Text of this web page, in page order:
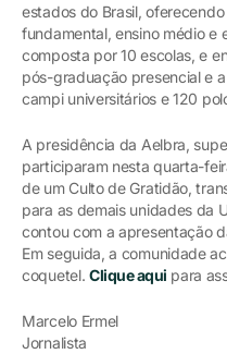
estados do Brasil,
fundamental, ensino médio e
composta por 10 escolas, e
pós-graduação presencial e
campi universitários e 120
A presidência da Aelbra,
participaram nesta quarta-
de um Culto de Gratidão,
para as demais unidades da
contou com a apresentação
Em seguida, a comunidade
coquetel.Clique aqui para
Marcelo Ermel
Jornalista